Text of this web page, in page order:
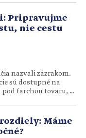
byť k Božej
Pripravujme
nie cestu
nazvali zázrakom.
sú dostupné na
pod ťarchou tovaru, o
právom vnímať ako
prístave“ Máme